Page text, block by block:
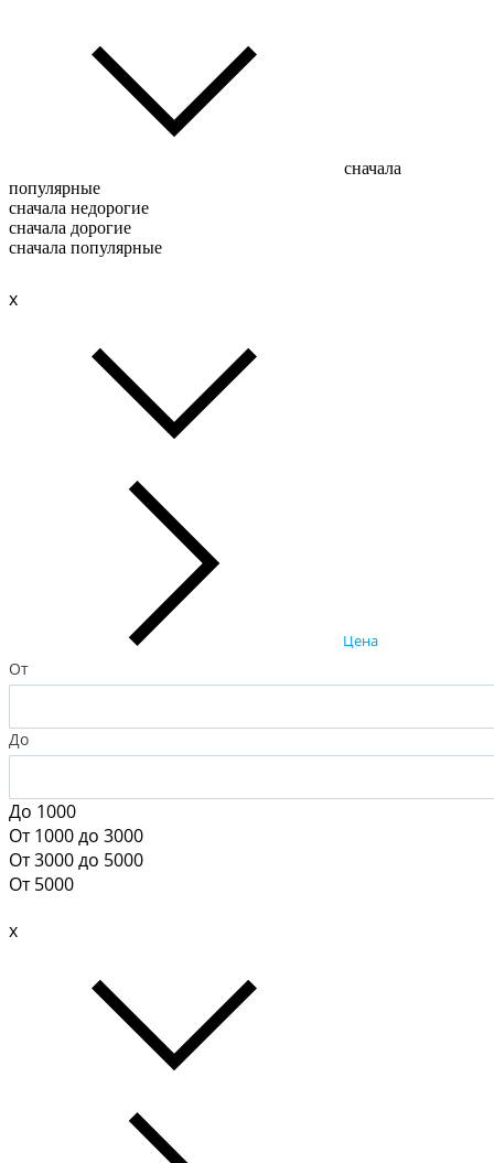
сначала
популярные
сначала недорогие
сначала дорогие
сначала популярные
x
Цена
От
До
До 1000
От 1000 до 3000
От 3000 до 5000
От 5000
x